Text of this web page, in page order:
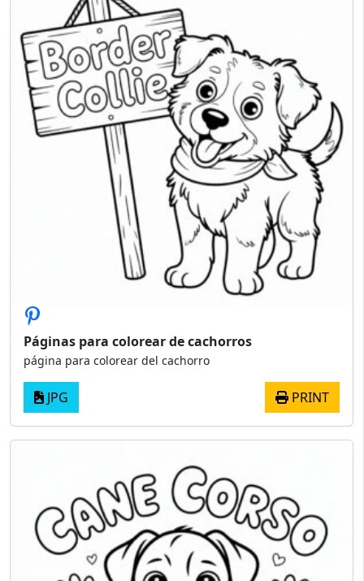
Páginas para colorear de cachorros
página para colorear del cachorro
JPG PRINT